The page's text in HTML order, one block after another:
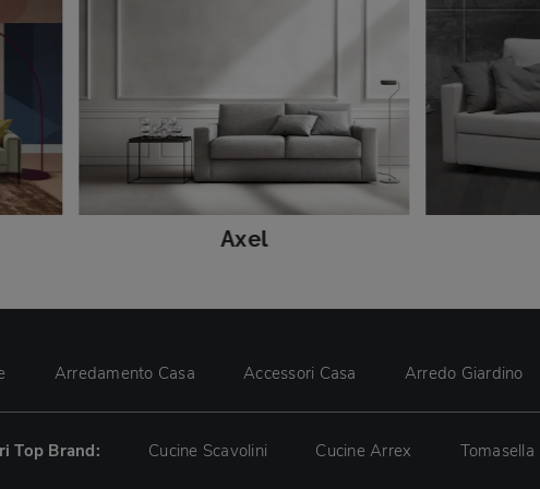
Axel
Arredamento Casa Accessori Casa Arredo Giardino
Top Brand: Cucine Scavolini Cucine Arrex Tomasella